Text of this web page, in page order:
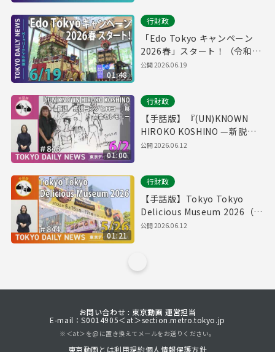
01:48
行財政
「Edo Tokyo キャンペーン
2026春」スタート！（令和8
年6月17日 東京デイリーニュ
公開2026.06.19
01:00
行財政
【手話版】『(UN)KNOWN
HIROKO KOSHINO —新説／
真説 コシノヒロコ—』展 開会
No.846）
公開2026.06.12
01:21
行財政
【手話版】Tokyo Tokyo
Delicious Museum 2026（令
和8年5月26日 東京デイリーニ
公開2026.06.12
お問い合わせ : 東京動画 運営担当
E-mail：S0014905＜at＞section.metro.tokyo.jp
※＜at＞を@に置き換えてメールをお送りください。
東京動画とは利用規約個人情報保護方針